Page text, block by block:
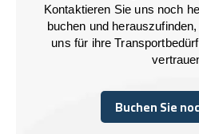
Kontaktieren Sie uns noch
buchen und
uns für ihre
Buchen Sie
Buchen Sie